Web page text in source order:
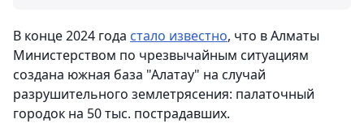
В конце 2024 года стало известно, что в Алматы
Министерством по чрезвычайным ситуациям
создана южная база "Алатау" на случай
разрушительного землетрясения: палаточный
городок на 50 тыс. пострадавших.